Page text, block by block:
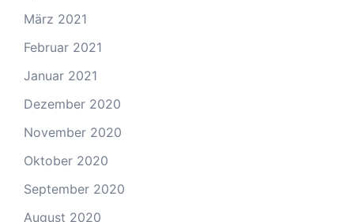
März 2021
Februar 2021
Januar 2021
Dezember 2020
November 2020
Oktober 2020
September 2020
August 2020